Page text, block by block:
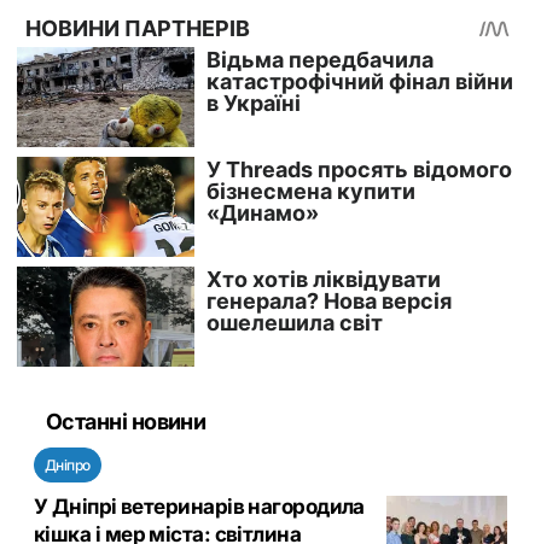
Останні новини
Дніпро
У Дніпрі ветеринарів нагородила
кішка і мер міста: світлина